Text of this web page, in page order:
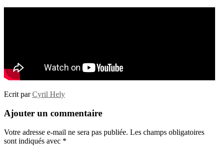
Ecrit parCyril Hely
Ajouter un commentaire
Votre adresse e-mail ne sera pas publiée. Les champs obligatoires
sont indiqués avec *